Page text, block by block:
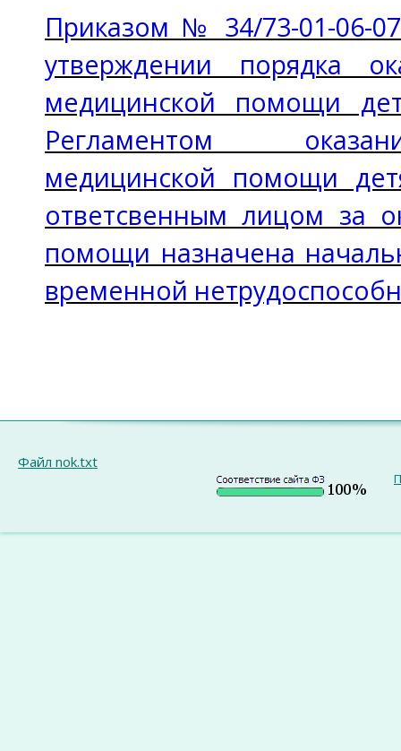
Приказом № 34/73-01-06-
утверждении порядка
медицинской помощи
Регламентом
медицинской помощи
ответсвенным лицом за
помощи назначена
временной
Файл nok.txt